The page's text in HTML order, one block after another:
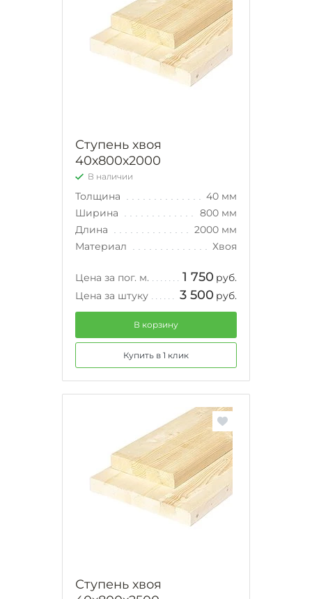
Ступень хвоя
40х800х2000
В наличии
Толщина
40 мм
Ширина
800 мм
Длина
2000 мм
Материал
Хвоя
Цена за пог. м. 1 750 руб.
Цена за штуку
3 500 руб.
В корзину
Купить в 1 клик
Ступень хвоя